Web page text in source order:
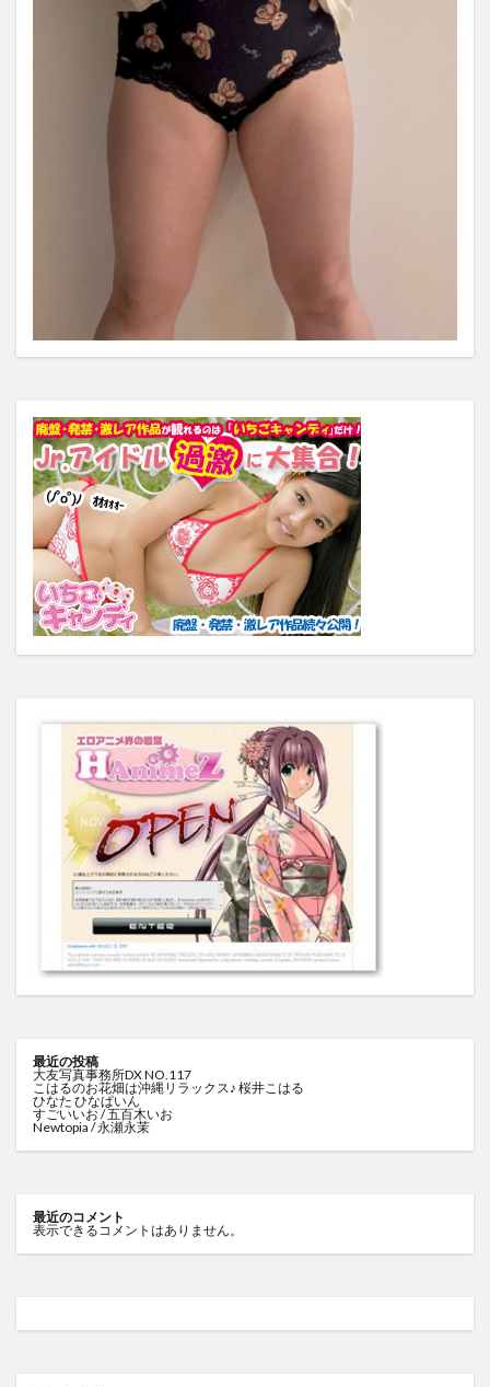
最近の投稿
大友写真事務所DX NO.117
こはるのお花畑は沖縄リラックス♪ 桜井こはる
ひなた ひなぱいん
すごいいお / 五百木いお
Newtopia / 永瀬永茉
最近のコメント
表示できるコメントはありません。